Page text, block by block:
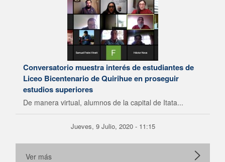
Conversatorio muestra interés de estudiantes de
Liceo Bicentenario de Quirihue en proseguir
estudios superiores
De manera virtual, alumnos de la capital de Itata...
Jueves, 9 Julio, 2020 - 11:15
Ver más